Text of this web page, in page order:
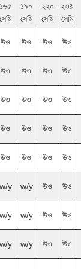
১৬৫
সেমি
১৯০
সেমি
২২০
সেমি
২৩৪
সেমি
উও উও উও উও
উও উও উও উও
উও উও উও উও
উও উও উও উও
উও উও উও উও
y w/y উও উও
y w/y উও উও
y w/y উও উও